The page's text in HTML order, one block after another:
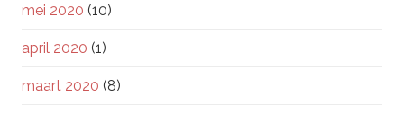
mei 2020 (10)
april 2020 (1)
maart 2020 (8)